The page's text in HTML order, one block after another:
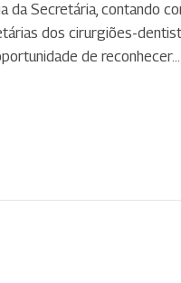
da Secretária, contando
dos cirurgiões-
de reconhecer…